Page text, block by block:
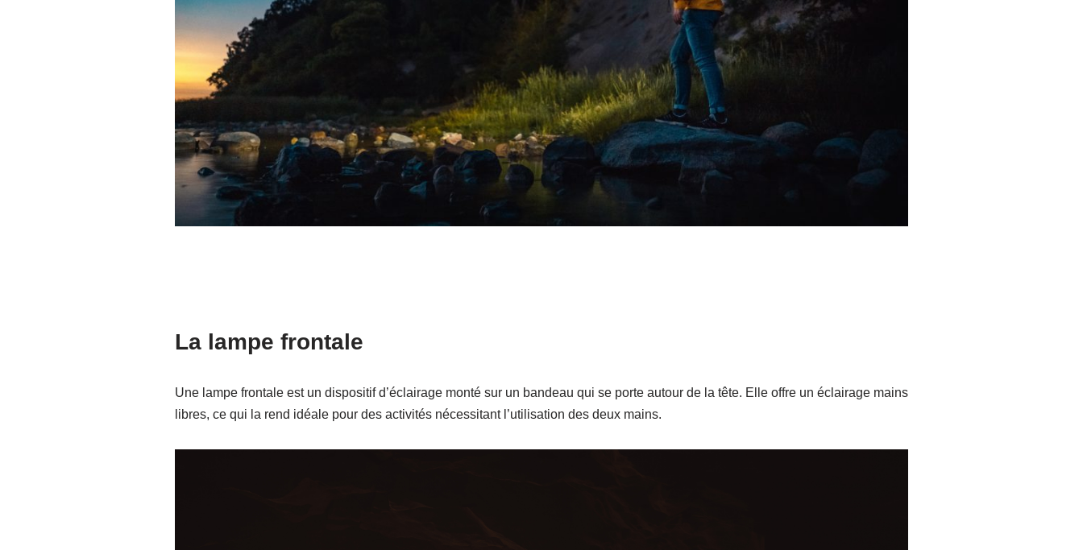
La lampe frontale
Une lampe frontale est un dispositif d’éclairage monté sur un bandeau qui se porte autour de la tête. Elle offre un éclairage mains
libres, ce qui la rend idéale pour des activités nécessitant l’utilisation des deux mains.